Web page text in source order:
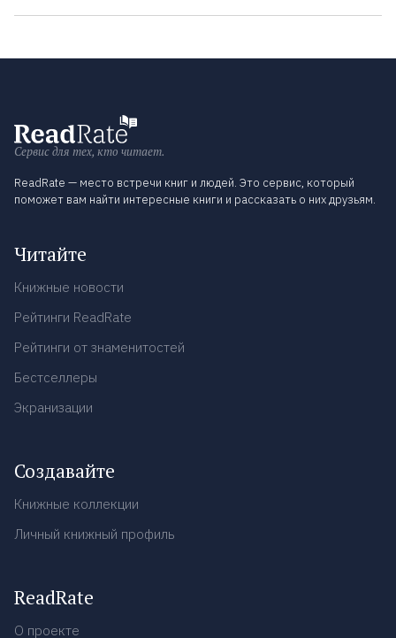
Сервис для тех, кто читает.
ReadRate — место встречи книг и людей. Это сервис, который
поможет вам найти интересные книги и рассказать о них друзьям.
Читайте
Книжные новости
Рейтинги ReadRate
Рейтинги от знаменитостей
Бестселлеры
Экранизации
Создавайте
Книжные коллекции
Личный книжный профиль
ReadRate
О проекте